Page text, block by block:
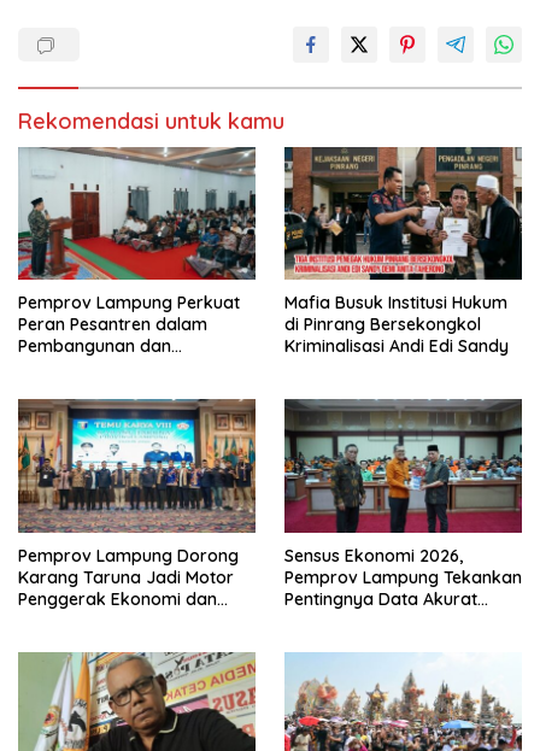
Rekomendasi untuk kamu
Pemprov Lampung Perkuat
Peran Pesantren dalam
Pembangunan dan
Mafia Busuk Institusi Hukum
di Pinrang Bersekongkol
Kriminalisasi Andi Edi Sandy
Pemprov Lampung Dorong
Karang Taruna Jadi Motor
Penggerak Ekonomi dan
Sensus Ekonomi 2026,
Pemprov Lampung Tekankan
Pentingnya Data Akurat